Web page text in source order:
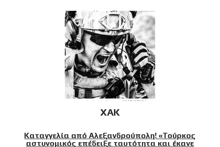
XAK
Καταγγελία από Αλεξανδρούπολη! «Τούρκος
αστυνομικός επέδειξε ταυτότητα και έκανε